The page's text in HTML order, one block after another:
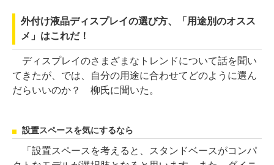
外付け液晶ディスプレイの選び方、「用途別のオスス
メ」はこれだ！
ディスプレイのさまざまなトレンドについて話を聞い
てきたが、では、自分の用途に合わせてどのように選ん
だらいいのか？ 柳氏に聞いた。
設置スペースを気にするなら
「設置スペースを考えると、スタンドベースがコンパ